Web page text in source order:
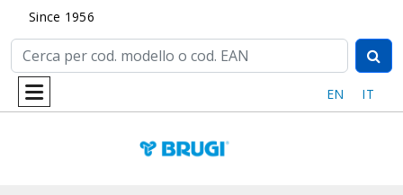
Since 1956
EN IT